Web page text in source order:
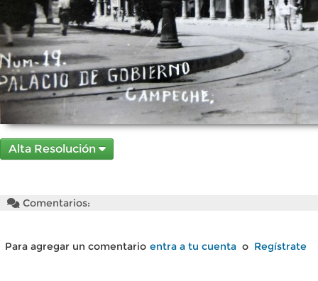
Alta Resolución
Comentarios:
Para agregar un comentario entra a tu cuenta o Regístrate